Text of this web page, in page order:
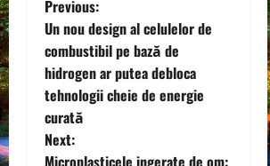
P
o
s
t
Previous:
Un nou design al celulelor de
combustibil pe bază de
hidrogen ar putea debloca
tehnologii cheie de energie
curată
Next:
Microplasticele ingerate de om: